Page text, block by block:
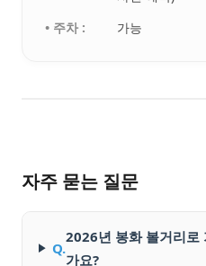
• 주차 :
가능
자주 묻는 질문
Q.
2026년 봉화 볼거리로
가요?